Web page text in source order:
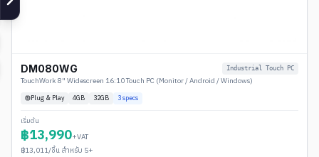
DM080WG Industrial Touch PC
TouchWork 8" Widescreen 16:10 Touch PC (Monitor / Android / Windows)
Plug & Play 4GB 32GB 3specs
เริ่มต้น
฿13,990+VAT
฿13,011/ชิ้น สำหรับ 5+